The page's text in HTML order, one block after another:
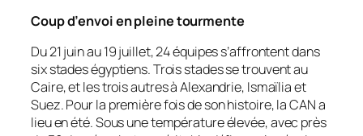
Coup d’envoi en pleine tourmente
Du 21 juin au 19 juillet, 24 équipes s’affrontent dans
six stades égyptiens. Trois stades se trouvent au
Caire, et les trois autres à Alexandrie, Ismaïlia et
Suez. Pour la première fois de son histoire, la CAN a
lieu en été. Sous une température élevée, avec près